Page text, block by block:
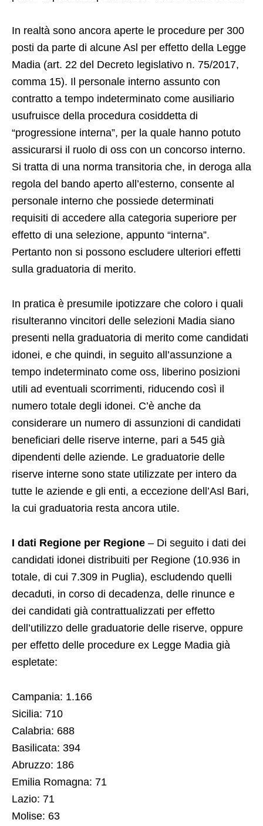
In realtà sono ancora aperte le procedure per 300
posti da parte di alcune Asl per effetto della Legge
Madia (art. 22 del Decreto legislativo n. 75/2017,
comma 15). Il personale interno assunto con
contratto a tempo indeterminato come ausiliario
usufruisce della procedura cosiddetta di
“progressione interna”, per la quale hanno potuto
assicurarsi il ruolo di oss con un concorso interno.
Si tratta di una norma transitoria che, in deroga alla
regola del bando aperto all’esterno, consente al
personale interno che possiede determinati
requisiti di accedere alla categoria superiore per
effetto di una selezione, appunto “interna”.
Pertanto non si possono escludere ulteriori effetti
sulla graduatoria di merito.
In pratica è presumile ipotizzare che coloro i quali
risulteranno vincitori delle selezioni Madia siano
presenti nella graduatoria di merito come candidati
idonei, e che quindi, in seguito all’assunzione a
tempo indeterminato come oss, liberino posizioni
utili ad eventuali scorrimenti, riducendo così il
numero totale degli idonei. C’è anche da
considerare un numero di assunzioni di candidati
beneficiari delle riserve interne, pari a 545 già
dipendenti delle aziende. Le graduatorie delle
riserve interne sono state utilizzate per intero da
tutte le aziende e gli enti, a eccezione dell’Asl Bari,
la cui graduatoria resta ancora utile.
I dati Regione per Regione – Di seguito i dati dei
candidati idonei distribuiti per Regione (10.936 in
totale, di cui 7.309 in Puglia), escludendo quelli
decaduti, in corso di decadenza, delle rinunce e
dei candidati già contrattualizzati per effetto
dell’utilizzo delle graduatorie delle riserve, oppure
per effetto delle procedure ex Legge Madia già
espletate:
Campania: 1.166
Sicilia: 710
Calabria: 688
Basilicata: 394
Abruzzo: 186
Emilia Romagna: 71
Lazio: 71
Molise: 63